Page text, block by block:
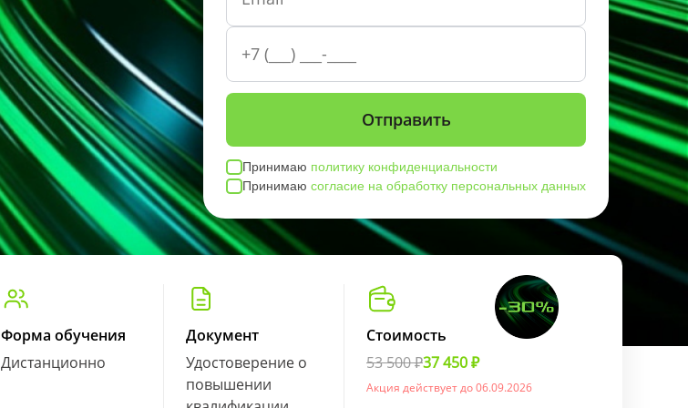
Принимаю политику конфиденциальности
Принимаю согласие на обработку персональных данных
Форма обучения
Дистанционно
Документ
Удостоверение о
повышении
Стоимость
53 500 ₽37 450 ₽
Акция действует до 06.09.2026